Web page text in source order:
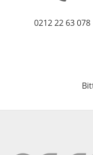
0212 22 63 078